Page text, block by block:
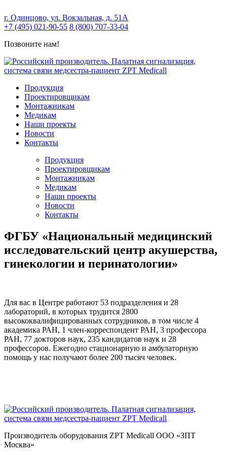
г. Одинцово, ул. Вокзальная, д. 51А
+7 (495) 021-90-55 8 (800) 707-33-04
Позвоните нам!
Продукция
Проектировщикам
Монтажникам
Медикам
Наши проекты
Новости
Контакты
Продукция
Проектировщикам
Монтажникам
Медикам
Наши проекты
Новости
Контакты
ФГБУ «Национальный медицинский
исследовательский центр акушерства,
гинекологии и перинатологии»
Для вас в Центре работают 53 подразделения и 28
лабораторий, в которых трудится 2800
высококвалифицированных сотрудников, в том числе 4
академика РАН, 1 член-корреспондент РАН, 3 профессора
РАН, 77 докторов наук, 235 кандидатов наук и 28
профессоров. Ежегодно стационарную и амбулаторную
помощь у нас получают более 200 тысяч человек.
Производитель оборудования ZPT Medicall ООО «ЗПТ
Москва»